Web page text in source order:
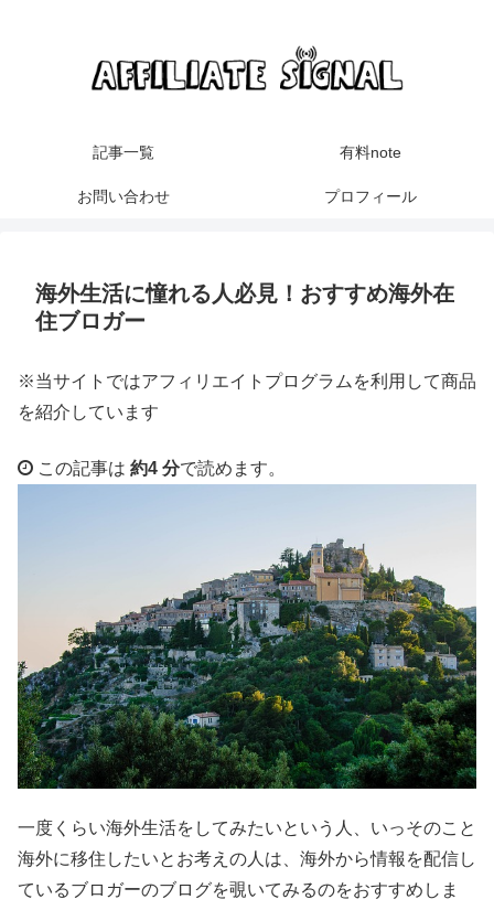
記事一覧 有料note
お問い合わせ プロフィール
海外生活に憧れる人必見！おすすめ海外在
住ブロガー
※当サイトではアフィリエイトプログラムを利用して商品
を紹介しています
この記事は 約4 分で読めます。
一度くらい海外生活をしてみたいという人、いっそのこと
海外に移住したいとお考えの人は、海外から情報を配信し
ているブロガーのブログを覗いてみるのをおすすめしま